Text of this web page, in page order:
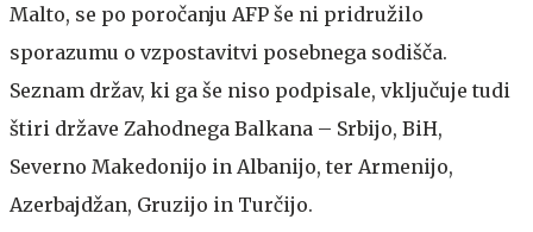
Malto, se po poročanju AFP še ni pridružilo
sporazumu o vzpostavitvi posebnega sodišča.
Seznam držav, ki ga še niso podpisale, vključuje tudi
štiri države Zahodnega Balkana – Srbijo, BiH,
Severno Makedonijo in Albanijo, ter Armenijo,
Azerbajdžan, Gruzijo in Turčijo.